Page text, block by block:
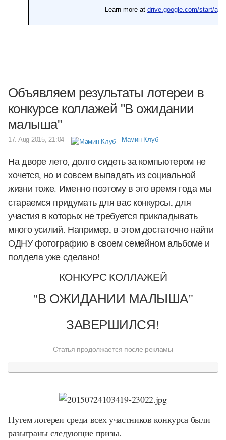
Объявляем результаты лотереи в
конкурсе коллажей "В ожидании
малыша"
17. Aug 2015, 21:04 Мамин Клуб
На дворе лето, долго сидеть за компьютером не
хочется, но и совсем выпадать из социальной
жизни тоже. Именно поэтому в это время года мы
стараемся придумать для вас конкурсы, для
участия в которых не требуется прикладывать
много усилий. Например, в этом достаточно найти
ОДНУ фотографию в своем семейном альбоме и
полдела уже сделано!
КОНКУРС КОЛЛАЖЕЙ
"В ОЖИДАНИИ МАЛЫША"
ЗАВЕРШИЛСЯ!
Статья продолжается после рекламы
Путем лотереи среди всех участников конкурса были
разыграны следующие призы.